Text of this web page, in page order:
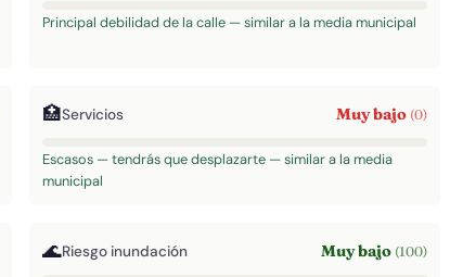
Principal debilidad de la calle — similar a la media municipal
🏥Servicios Muy bajo (0)
Escasos — tendrás que desplazarte — similar a la media
municipal
🌊Riesgo inundación Muy bajo (100)